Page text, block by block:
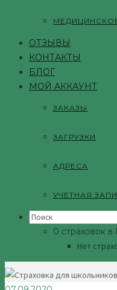
ОТЗЫВЫ
КОНТАКТЫ
БЛОГ
МОЙ АККАУНТ
ЗАКАЗЫ
ЗАГРУЗКИ
АДРЕСА
УЧЕТНАЯ
Search
0 страховок в
Нет